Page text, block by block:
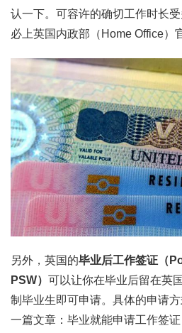
认一下。可容许的确切工作时长
必上英国内政部（Home Office）
另外，英国的毕业后工作签证（
PSW） 可以让你在毕业后留在英
制毕业生即可申请。具体的申请
一篇文章：毕业就能申请工作签